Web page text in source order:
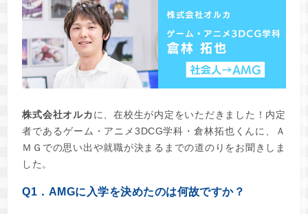
株式会社オルカに、在校生が内定をいただきました！内定
者であるゲーム・アニメ3DCG学科・倉林拓也くんに、Ａ
ＭＧでの思い出や就職が決まるまでの道のりをお聞きしま
した。
Q1．AMGに入学を決めたのは何故ですか？